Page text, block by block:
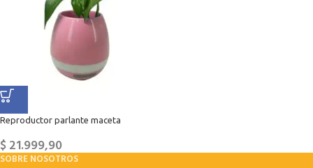
Reproductor parlante maceta
$21.999,90
SOBRE NOSOTROS